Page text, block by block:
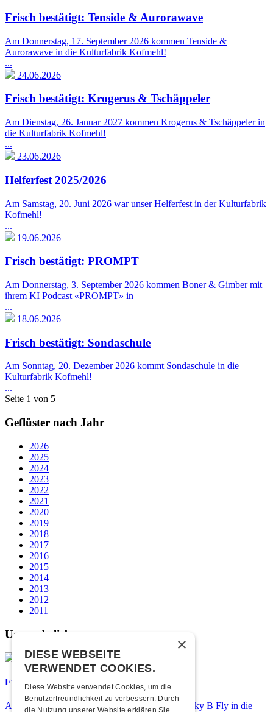
Frisch bestätigt: Tenside & Aurorawave
Am Donnerstag, 17. September 2026 kommen Tenside &
Aurorawave in die Kulturfabrik Kofmehl!
...
24.06.2026
Frisch bestätigt: Krogerus & Tschäppeler
Am Dienstag, 26. Januar 2027 kommen Krogerus & Tschäppeler in
die Kulturfabrik Kofmehl!
...
23.06.2026
Helferfest 2025/2026
Am Samstag, 20. Juni 2026 war unser Helferfest in der Kulturfabrik
Kofmehl!
...
19.06.2026
Frisch bestätigt: PROMPT
Am Donnerstag, 3. September 2026 kommen Boner & Gimber mit
ihrem KI Podcast «PROMPT» in
...
18.06.2026
Frisch bestätigt: Sondaschule
Am Sonntag, 20. Dezember 2026 kommt Sondaschule in die
Kulturfabrik Kofmehl!
...
Seite 1 von 5
Geflüster nach Jahr
2026
2025
2024
2023
2022
2021
2020
2019
2018
2017
2016
2015
2014
2013
2012
2011
Unsere beliebtesten
Frisch bestätigt: Nicky B Fly
Am Donnerstag, 05. November 2026 kommt Nicky B Fly in die
×
DIESE WEBSEITE
VERWENDET COOKIES.
Diese Website verwendet Cookies, um die
Benutzerfreundlichkeit zu verbessern. Durch
die Nutzung unserer Website erklären Sie